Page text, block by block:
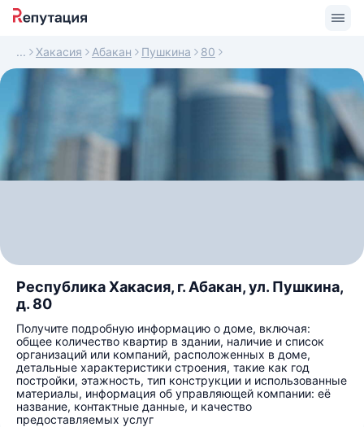
Хакасия Абакан Пушкина 80
Республика Хакасия, г. Абакан, ул. Пушкина,
д. 80
Получите подробную информацию о доме, включая:
общее количество квартир в здании, наличие и список
организаций или компаний, расположенных в доме,
детальные характеристики строения, такие как год
постройки, этажность, тип конструкции и использованные
материалы, информация об управляющей компании: её
название, контактные данные, и качество
предоставляемых услуг